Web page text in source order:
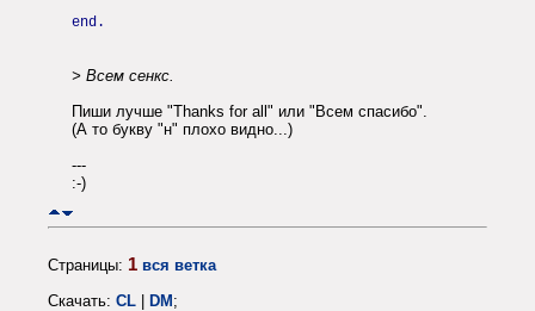
end.
> Всем сенкс.
Пиши лучше "Thanks for all" или "Всем спасибо".
(А то букву "н" плохо видно...)
---
:-)
Страницы: 1 вся ветка
Скачать: CL | DM;